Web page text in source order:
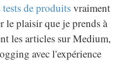
tests de produitsvraiment
le plaisir que je prends à
les articles sur Medium,
avec l'expérience